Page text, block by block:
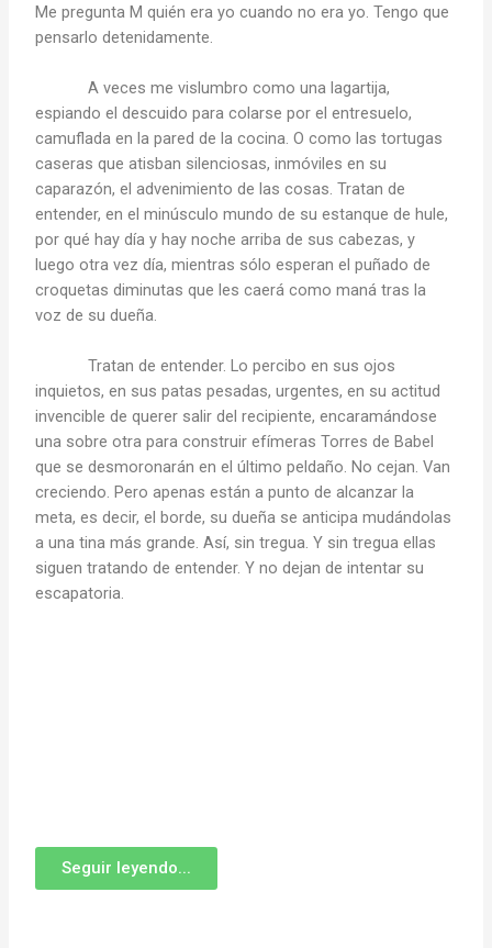
Me pregunta M quién era yo cuando no era yo. Tengo que
pensarlo detenidamente.
A veces me vislumbro como una lagartija,
espiando el descuido para colarse por el entresuelo,
camuflada en la pared de la cocina. O como las tortugas
caseras que atisban silenciosas, inmóviles en su
caparazón, el advenimiento de las cosas. Tratan de
entender, en el minúsculo mundo de su estanque de hule,
por qué hay día y hay noche arriba de sus cabezas, y
luego otra vez día, mientras sólo esperan el puñado de
croquetas diminutas que les caerá como maná tras la
voz de su dueña.
Tratan de entender. Lo percibo en sus ojos
inquietos, en sus patas pesadas, urgentes, en su actitud
invencible de querer salir del recipiente, encaramándose
una sobre otra para construir efímeras Torres de Babel
que se desmoronarán en el último peldaño. No cejan. Van
creciendo. Pero apenas están a punto de alcanzar la
meta, es decir, el borde, su dueña se anticipa mudándolas
a una tina más grande. Así, sin tregua. Y sin tregua ellas
siguen tratando de entender. Y no dejan de intentar su
escapatoria.
Seguir leyendo...